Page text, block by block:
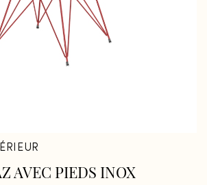
AVEC PIEDS INOX